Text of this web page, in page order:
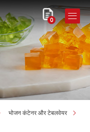
0
भोजन कंटेनर और टेबलवेयर